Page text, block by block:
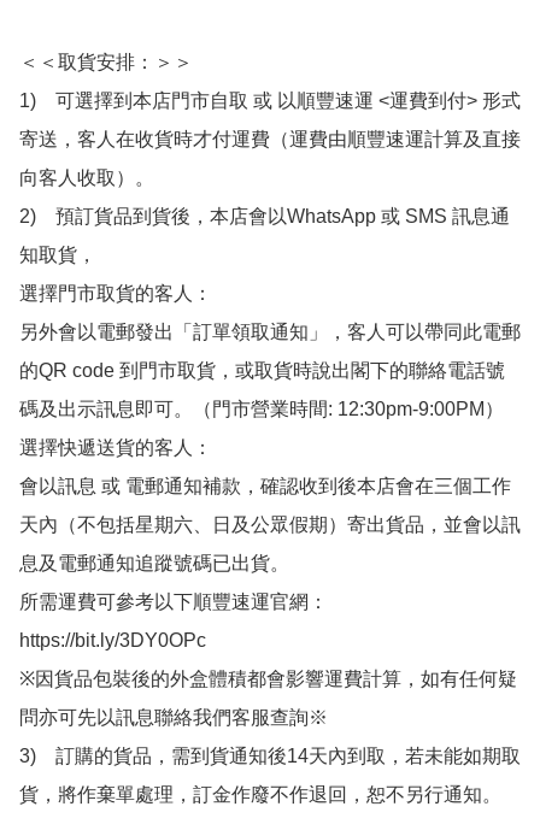
＜＜取貨安排：＞＞
1)　可選擇到本店門市自取 或 以順豐速運 <運費到付> 形式
寄送，客人在收貨時才付運費（運費由順豐速運計算及直接
向客人收取）。
2)　預訂貨品到貨後，本店會以WhatsApp 或 SMS 訊息通
知取貨，
選擇門市取貨的客人：
另外會以電郵發出「訂單領取通知」，客人可以帶同此電郵
的QR code 到門市取貨，或取貨時說出閣下的聯絡電話號
碼及出示訊息即可。（門市營業時間: 12:30pm-9:00PM）
選擇快遞送貨的客人：
會以訊息 或 電郵通知補款，確認收到後本店會在三個工作
天內（不包括星期六、日及公眾假期）寄出貨品，並會以訊
息及電郵通知追蹤號碼已出貨。
所需運費可參考以下順豐速運官網：
https://bit.ly/3DY0OPc
※因貨品包裝後的外盒體積都會影響運費計算，如有任何疑
問亦可先以訊息聯絡我們客服查詢※
3)　訂購的貨品，需到貨通知後14天內到取，若未能如期取
貨，將作棄單處理，訂金作廢不作退回，恕不另行通知。